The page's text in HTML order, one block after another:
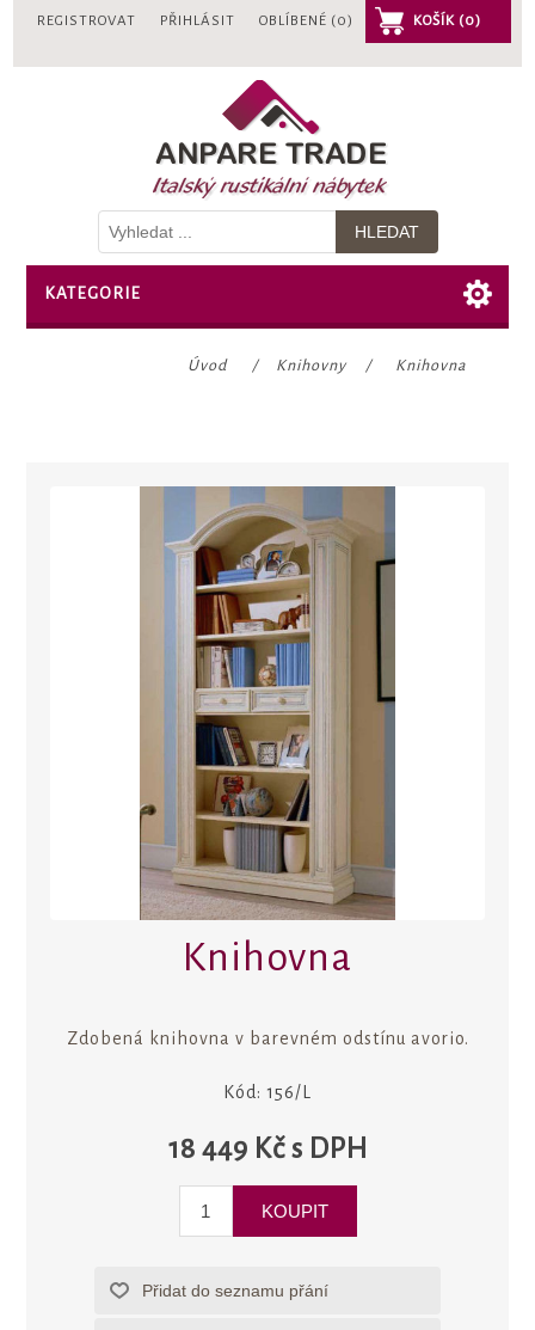
REGISTROVAT PŘIHLÁSIT OBLÍBENÉ (0) KOŠÍK (0)
KATEGORIE
Úvod / Knihovny / Knihovna
Knihovna
Zdobená knihovna v barevném odstínu avorio.
Kód: 156/L
18 449 Kč s DPH